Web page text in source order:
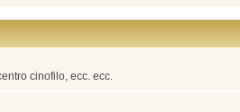
cinofilo, ecc. ecc.